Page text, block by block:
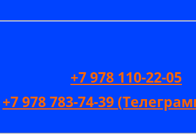
+7 978 110-22-05
+7 978 783-74-39